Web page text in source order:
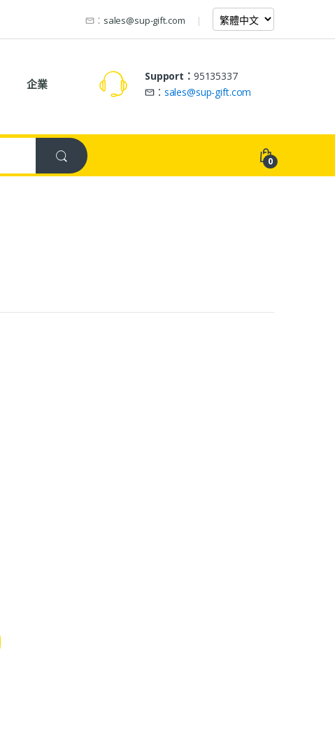
： sales@sup-gift.com
企業
Support： 95135337
： sales@sup-gift.com
0